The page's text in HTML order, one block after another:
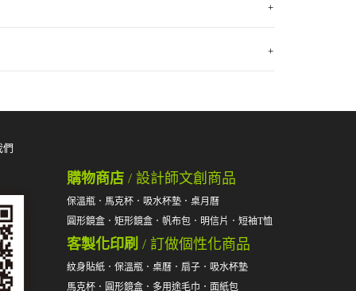
+
+
們
購物商店/ 設計師文創商品
保溫瓶． 馬克杯． 吸水杯墊． 桌月曆
圓形鏡盒． 矩形鏡盒． 帆布包． 明信片 ． 短袖T恤
客製化印刷 / 訂做個性化商品
紋身貼紙． 保溫瓶． 桌曆． 扇子． 吸水杯墊
馬克杯． 圓形鏡盒． 多用途毛巾 ． 面紙包